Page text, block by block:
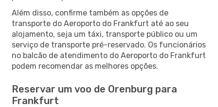
Além disso, confirme também as opções de
transporte do Aeroporto do Frankfurt até ao seu
alojamento, seja um táxi, transporte público ou um
serviço de transporte pré-reservado. Os funcionários
no balcão de atendimento do Aeroporto do Frankfurt
podem recomendar as melhores opções.
Reservar um voo de Orenburg para
Frankfurt